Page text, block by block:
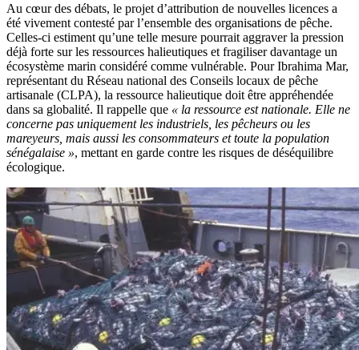
Au cœur des débats, le projet d’attribution de nouvelles licences a
été vivement contesté par l’ensemble des organisations de pêche.
Celles-ci estiment qu’une telle mesure pourrait aggraver la pression
déjà forte sur les ressources halieutiques et fragiliser davantage un
écosystème marin considéré comme vulnérable. Pour Ibrahima Mar,
représentant du Réseau national des Conseils locaux de pêche
artisanale (CLPA), la ressource halieutique doit être appréhendée
dans sa globalité. Il rappelle que « la ressource est nationale. Elle ne
concerne pas uniquement les industriels, les pêcheurs ou les
mareyeurs, mais aussi les consommateurs et toute la population
sénégalaise », mettant en garde contre les risques de déséquilibre
écologique.